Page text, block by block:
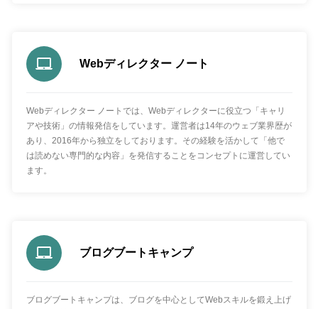
Webディレクター ノート
Webディレクター ノートでは、Webディレクターに役立つ「キャリ
アや技術」の情報発信をしています。運営者は14年のウェブ業界歴が
あり、2016年から独立をしております。その経験を活かして「他で
は読めない専門的な内容」を発信することをコンセプトに運営してい
ます。
ブログブートキャンプ
ブログブートキャンプは、ブログを中心としてWebスキルを鍛え上げ